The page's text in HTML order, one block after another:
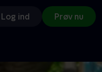
Log ind Prøv nu